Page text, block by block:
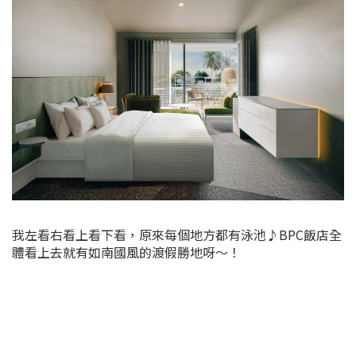
我左看右看上看下看，原來每個地方都有泳池♪BPC飯店全
體看上去就有如南國風的渡假勝地呀～！